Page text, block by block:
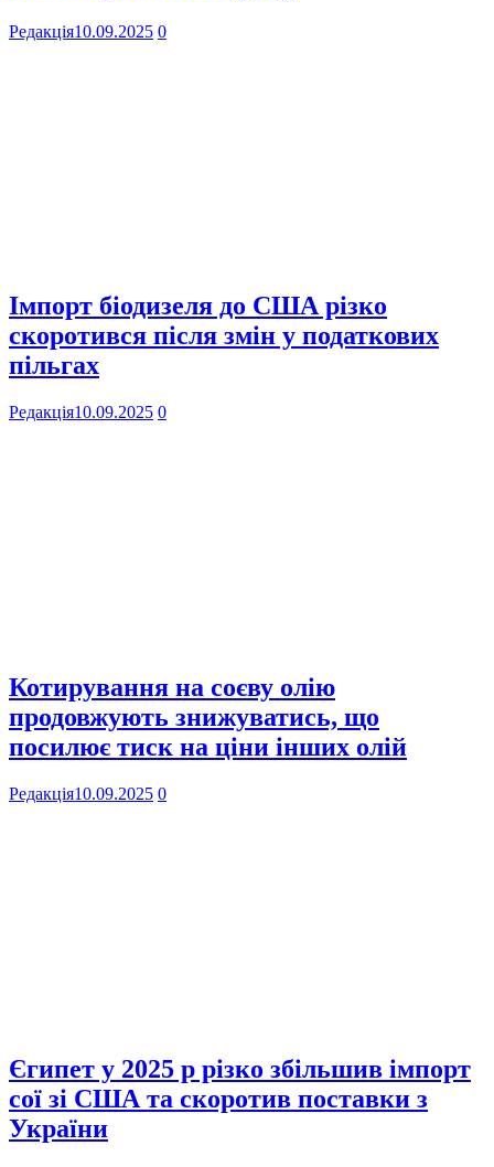
Редакція10.09.2025 0
Імпорт біодизеля до США різко
скоротився після змін у податкових
пільгах
Редакція10.09.2025 0
Котирування на соєву олію
продовжують знижуватись, що
посилює тиск на ціни інших олій
Редакція10.09.2025 0
Єгипет у 2025 р різко збільшив імпорт
сої зі США та скоротив поставки з
України